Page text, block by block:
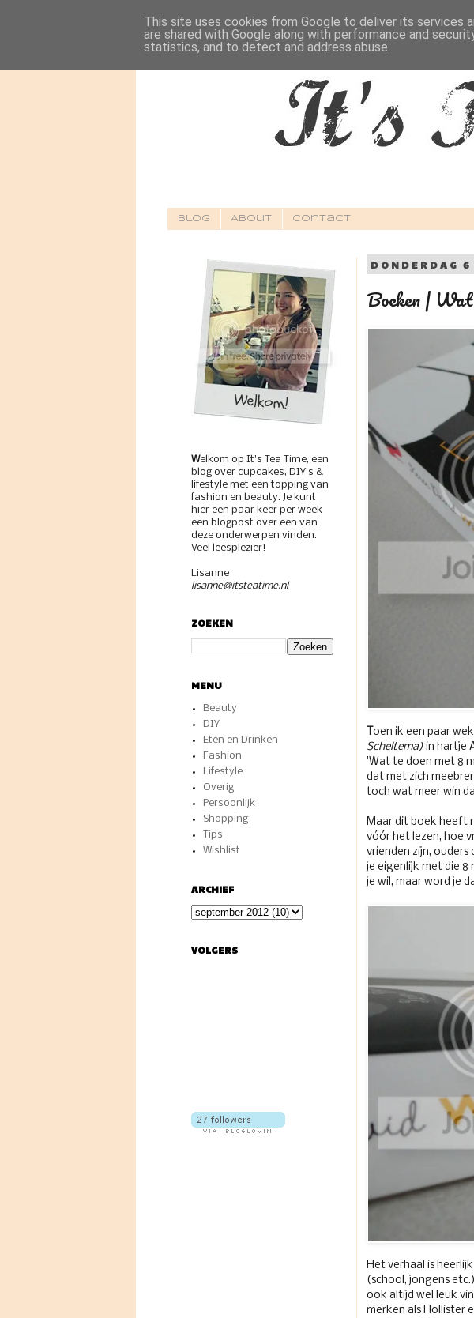
Blog About Contact
DONDERDAG
Boeken |
Toen ik een paar
Scheltema) in hartje
'Wat te doen met 8
dat met zich
toch wat meer win
Maar dit boek heeft
vóór het lezen, hoe
vrienden zijn,
je eigenlijk met die
je wil, maar word je
Het verhaal is
(school, jongens
ook altijd wel leuk
merken als Hollister
Welkom op It's Tea Time, een
blog over cupcakes, DIY's &
lifestyle met een topping van
fashion en beauty. Je kunt
hier een paar keer per week
een blogpost over een van
deze onderwerpen vinden.
Veel leesplezier!
Lisanne
lisanne@itsteatime.nl
ZOEKEN
MENU
Beauty
DIY
Eten en Drinken
Fashion
Lifestyle
Overig
Persoonlijk
Shopping
Tips
Wishlist
ARCHIEF
VOLGERS
This site uses cookies from Google to deliver its services
are shared with Google along with performance and
statistics, and to detect and address abuse.